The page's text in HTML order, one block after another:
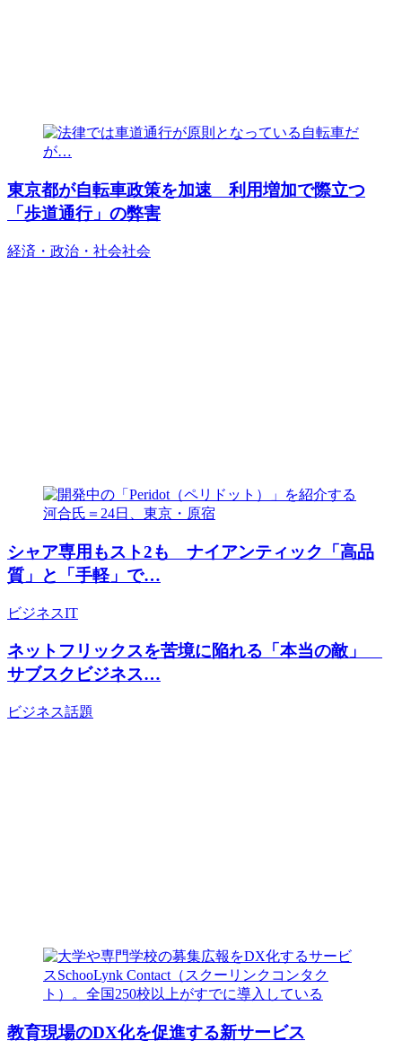
東京都が自転車政策を加速 利用増加で際立つ
「歩道通行」の弊害
経済・政治・社会社会
シャア専用もスト2も ナイアンティック「高品
質」と「手軽」で…
ビジネスIT
ネットフリックスを苦境に陥れる「本当の敵」
サブスクビジネス…
ビジネス話題
教育現場のDX化を促進する新サービス